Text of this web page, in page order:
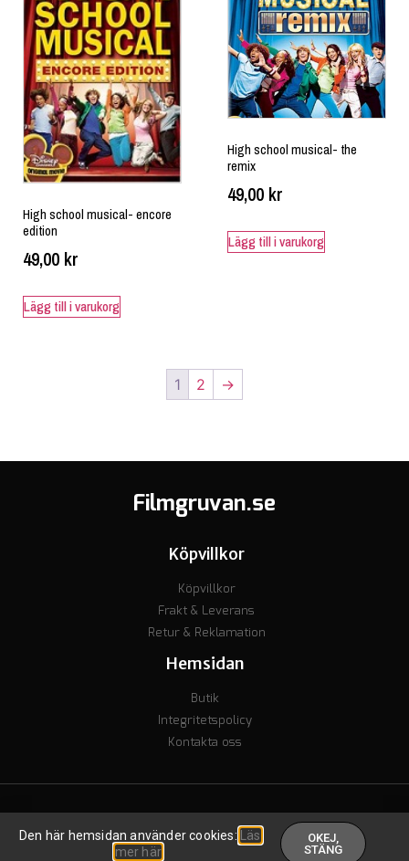
High school musical- encore
edition
49,00 kr
Lägg till i varukorg
High school musical- the
remix
49,00 kr
Lägg till i varukorg
1 2 →
Filmgruvan.se
Köpvillkor
Köpvillkor
Frakt & Leverans
Retur & Reklamation
Hemsidan
Butik
Integritetspolicy
Kontakta oss
Skapad av inkomstguiden
Den här hemsidan använder cookies:Läs
mer här.
OKEJ,
STÄNG